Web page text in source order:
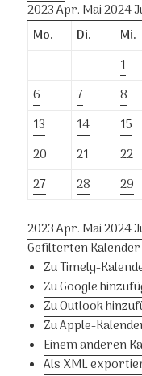
2023Apr. Mai 2024
Mo.
Di. Mi.
1
6
7 8
13
14 15
20
21 22
27
28 29
2023Apr. Mai 2024
Gefilterten
Zu Timely-
Zu Google
Zu Outlook
Zu Apple-
Einem anderen
Als XML